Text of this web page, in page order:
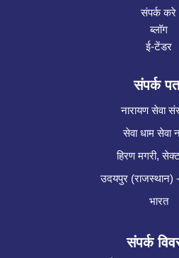
संपर्क करे
ब्लॉग
ई-टेंडर
संपर्क
नारायण सेवा
सेवा धाम सेवा
हिरण मगरी,
उदयपुर (राजस्थान)
भारत
संपर्क